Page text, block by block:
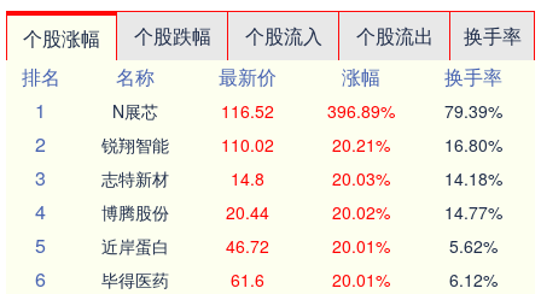
个股涨幅 个股跌幅 个股流入 个股流出
换手率
排名
名称 最新价 涨幅
换手率
1
N展芯 116.52 396.89% 79.39%
2 锐翔智能 110.02 20.21% 16.80%
3 志特新材 14.8 20.03% 14.18%
4 博腾股份 20.44 20.02% 14.77%
5 近岸蛋白 46.72 20.01% 5.62%
6 毕得医药 61.6 20.01% 6.12%